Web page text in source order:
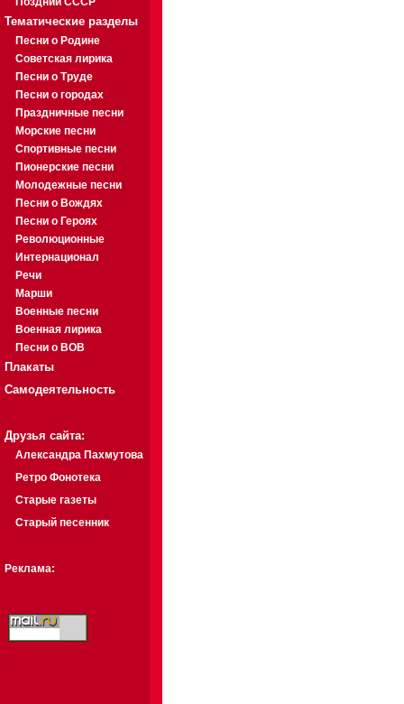
Тематические разделы
Песни о Родине
Советская лирика
Песни о Труде
Песни о городах
Праздничные песни
Морские песни
Спортивные песни
Пионерские песни
Молодежные песни
Песни о Вождях
Песни о Героях
Революционные
Интернационал
Речи
Марши
Военные песни
Военная лирика
Песни о ВОВ
Плакаты
Самодеятельность
Друзья сайта:
Александра Пахмутова
Ретро Фонотека
Старые газеты
Старый песенник
Реклама: